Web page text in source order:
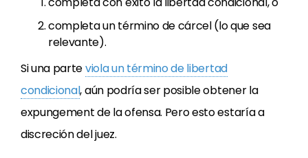
completa un término de cárcel (lo que sea
relevante).
Si una parteviola un término de libertad
condicional, aún podría ser posible obtener la
expungement de la ofensa. Pero esto estaría a
discreción del juez.